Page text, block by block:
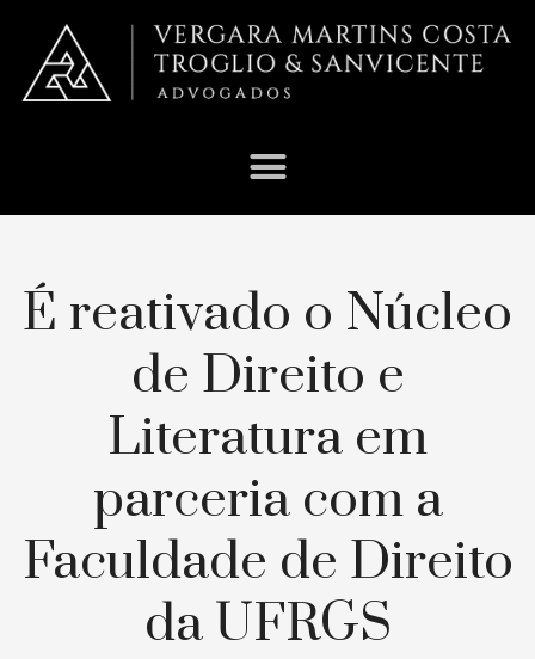
É reativado o Núcleo
de Direito e
Literatura em
parceria com a
Faculdade de Direito
da UFRGS